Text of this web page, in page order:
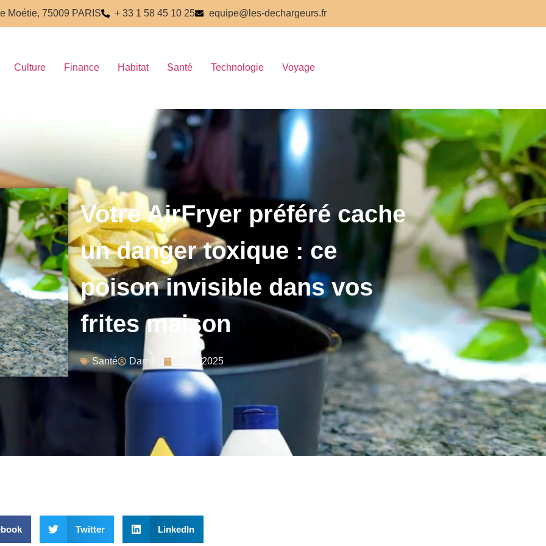
Moétie, 75009 PARIS + 33 1 58 45 10 25 equipe@les-dechargeurs.fr
Culture Finance Habitat Santé Technologie Voyage
Votre AirFryer préféré cache
un danger toxique : ce
poison invisible dans vos
frites maison
Santé Damien 04/04/2025
Twitter LinkedIn